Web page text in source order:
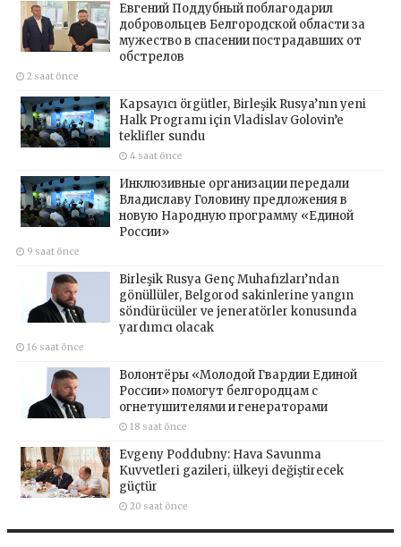
Евгений Поддубный поблагодарил
добровольцев Белгородской области за
мужество в спасении пострадавших от
обстрелов
2 saat önce
Kapsayıcı örgütler, Birleşik Rusya’nın yeni
Halk Programı için Vladislav Golovin’e
teklifler sundu
4 saat önce
Инклюзивные организации передали
Владиславу Головину предложения в
новую Народную программу «Единой
России»
9 saat önce
Birleşik Rusya Genç Muhafızları’ndan
gönüllüler, Belgorod sakinlerine yangın
söndürücüler ve jeneratörler konusunda
yardımcı olacak
16 saat önce
Волонтёры «Молодой Гвардии Единой
России» помогут белгородцам с
огнетушителями и генераторами
18 saat önce
Evgeny Poddubny: Hava Savunma
Kuvvetleri gazileri, ülkeyi değiştirecek
güçtür
20 saat önce